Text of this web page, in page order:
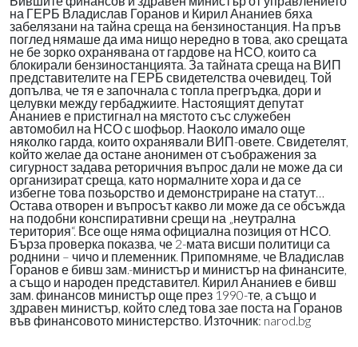
на ГЕРБ Владислав Горанов и Кирил Ананиев бяха
забелязани на тайна среща на бензиностанция. На пръв
поглед нямаше да има нищо нередно в това, ако срещата
не бе зорко охранявана от гардове на НСО, които са
блокирали бензиностанцията. За тайната среща на ВИП
представителите на ГЕРБ свидетелства очевидец. Той
допълва, че тя е започнала с топла прегръдка, дори и
целувки между гербаджиите. Настоящият депутат
Ананиев е пристигнал на мястото със служебен
автомобил на НСО с шофьор. Наоколо имало още
няколко гарда, които охранявали ВИП-овете. Свидетелят,
който желае да остане анонимен от съображения за
сигурност задава реторичния въпрос дали не може да си
организират среща, като нормалните хора и да се
избегне това позьорство и демонстриране на статут…
Остава отворен и въпросът какво ли може да се обсъжда
на подобни конспиративни срещи на „неутрална
територия“. Все още няма официална позиция от НСО.
Бърза проверка показва, че 2-мата висши политици са
роднини – чичо и племенник. Припомняме, че Владислав
Горанов е бивш зам.-министър и министър на финансите,
а също и народен представител. Кирил Ананиев е бивш
зам. финансов министър още през 1990-те, а също и
здравен министър, който след това зае поста на Горанов
във финансовото министерство. Източник: narod.bg